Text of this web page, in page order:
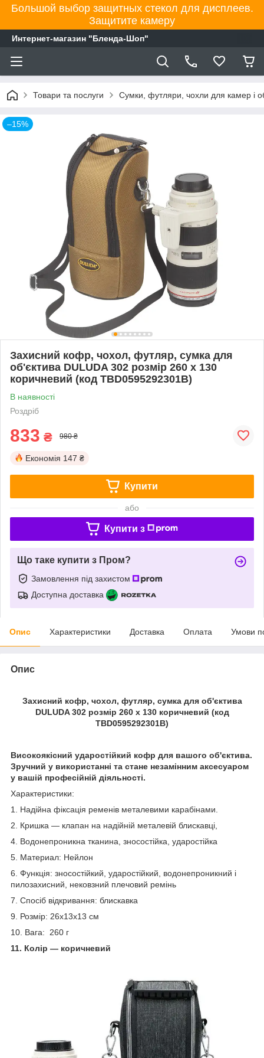
Большой выбор защитных стекол для дисплеев.
Защитите камеру
Интернет-магазин "Бленда-Шоп"
Товари та послуги Сумки, футляри, чохли для камер і
–15%
Захисний кофр, чохол, футляр, сумка для
об'єктива DULUDA 302 розмір 260 х 130
коричневий (код TBD0595292301B)
В наявності
Роздріб
833 ₴ 980 ₴
Економія 147 ₴
Купити
або
Купити з
Що таке купити з Пром?
Замовлення під захистом
Доступна доставка
Опис Характеристики Доставка Оплата Умови
Опис
Захисний кофр, чохол, футляр, сумка для об'єктива
DULUDA 302 розмір 260 х 130 коричневий (код
TBD0595292301B)
Високоякісний ударостійкий кофр для вашого об'єктива.
Зручний у використанні та стане незамінним аксесуаром
у вашій професійній діяльності.
Характеристики:
1. Надійна фіксація ременів металевими карабінами.
2. Кришка — клапан на надійній металевій блискавці,
4. Водонепроникна тканина, зносостійка, ударостійка
5. Материал: Нейлон
6. Функція: зносостійкий, ударостійкий, водонепроникний і
пилозахисний, нековзний плечовий ремінь
7. Спосіб відкривання: блискавка
9. Розмір: 26x13x13 см
10. Вага: 260 г
11. Колір — коричневий